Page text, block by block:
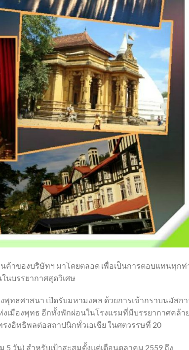
ของบริษัทฯ มาโดยตลอด เพื่อเป็นการตอบแทนทุกท่
นบรรยากาศสุดวิเศษ
พุทธศาสนา เปิดรับมหามงคล ด้วยการเข้ากราบนมัสกา
เมืองพุทธ อีกทั้งพักผ่อนในโรงแรมที่มีบรรยากาศคล้าย
งอิทธิพลต่อสถาปนิกทั่วเอเชีย ในศตวรรษที่ 20
5 วัน) สำหรับเป้าสะสมตั้งแต่เดือนตุลาคม 2559 ถึง